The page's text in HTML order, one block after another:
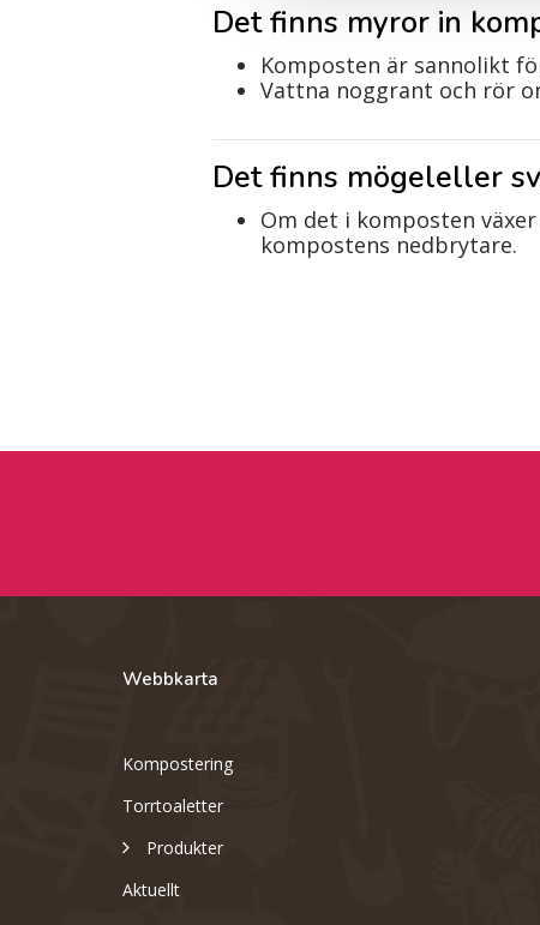
Det finns myror in
Komposten är sannolikt
Vattna noggrant och rör
Det finns mögeleller
Om det i komposten
kompostens nedbrytare.
Webbkarta
Kompostering
Torrtoaletter
Produkter
Aktuellt